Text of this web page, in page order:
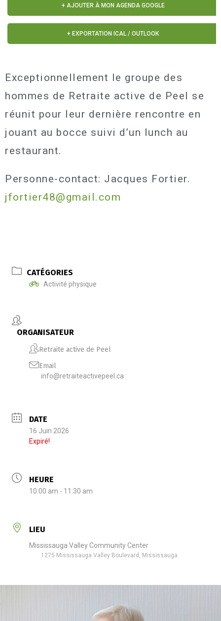
+ AJOUTER À MON AGENDA GOOGLE
+ EXPORTATION ICAL / OUTLOOK
Exceptionnellement le groupe des
hommes de Retraite active de Peel se
réunit pour leur dernière rencontre en
jouant au bocce suivi d’un lunch au
restaurant.
Personne-contact: Jacques Fortier.
jfortier48@gmail.com
CATÉGORIES
Activité physique
ORGANISATEUR
Retraite active de Peel
Email
info@retraiteactivepeel.ca
DATE
16 Juin 2026
Expiré!
HEURE
10:00 am - 11:30 am
LIEU
Mississauga Valley Community Center
1275 Mississauga Valley Boulevard, Mississauga